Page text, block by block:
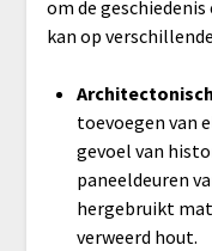
om de
kan op
toevoegen van
gevoel van
paneeldeuren
hergebruikt
verweerd hout.